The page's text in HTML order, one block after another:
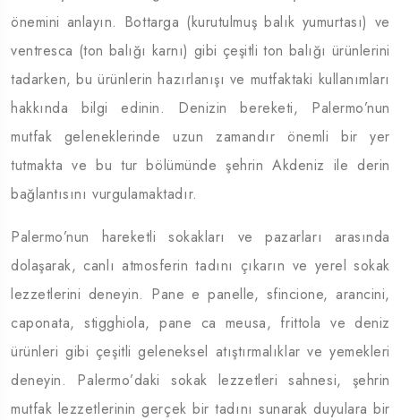
önemini anlayın. Bottarga (kurutulmuş balık yumurtası) ve
ventresca (ton balığı karnı) gibi çeşitli ton balığı ürünlerini
tadarken, bu ürünlerin hazırlanışı ve mutfaktaki kullanımları
hakkında bilgi edinin. Denizin bereketi, Palermo’nun
mutfak geleneklerinde uzun zamandır önemli bir yer
tutmakta ve bu tur bölümünde şehrin Akdeniz ile derin
bağlantısını vurgulamaktadır.
Palermo’nun hareketli sokakları ve pazarları arasında
dolaşarak, canlı atmosferin tadını çıkarın ve yerel sokak
lezzetlerini deneyin. Pane e panelle, sfincione, arancini,
caponata, stigghiola, pane ca meusa, frittola ve deniz
ürünleri gibi çeşitli geleneksel atıştırmalıklar ve yemekleri
deneyin. Palermo’daki sokak lezzetleri sahnesi, şehrin
mutfak lezzetlerinin gerçek bir tadını sunarak duyulara bir